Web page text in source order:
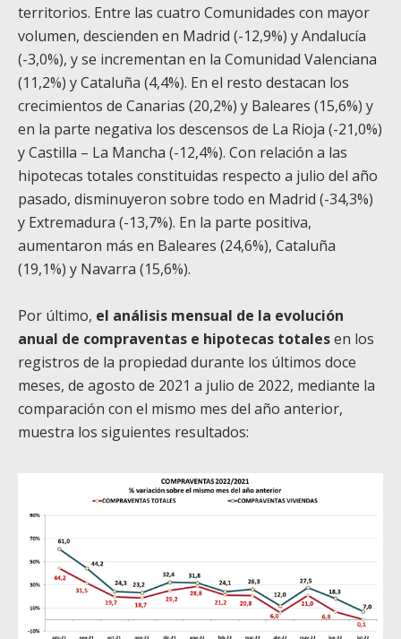
territorios. Entre las cuatro Comunidades con mayor
volumen, descienden en Madrid (-12,9%) y Andalucía
(-3,0%), y se incrementan en la Comunidad Valenciana
(11,2%) y Cataluña (4,4%). En el resto destacan los
crecimientos de Canarias (20,2%) y Baleares (15,6%) y
en la parte negativa los descensos de La Rioja (-21,0%)
y Castilla – La Mancha (-12,4%). Con relación a las
hipotecas totales constituidas respecto a julio del año
pasado, disminuyeron sobre todo en Madrid (-34,3%)
y Extremadura (-13,7%). En la parte positiva,
aumentaron más en Baleares (24,6%), Cataluña
(19,1%) y Navarra (15,6%).
Por último, el análisis mensual de la evolución
anual de compraventas e hipotecas totalesen los
registros de la propiedad durante los últimos doce
meses, de agosto de 2021 a julio de 2022, mediante la
comparación con el mismo mes del año anterior,
muestra los siguientes resultados: